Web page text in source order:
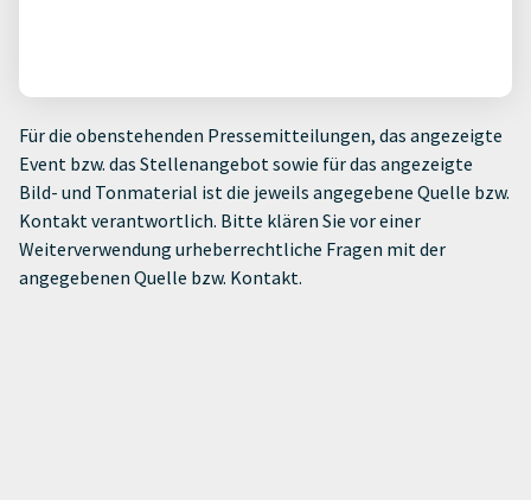
Für die obenstehenden Pressemitteilungen, das angezeigte
Event bzw. das Stellenangebot sowie für das angezeigte
Bild- und Tonmaterial ist die jeweils angegebene Quelle bzw.
Kontakt verantwortlich. Bitte klären Sie vor einer
Weiterverwendung urheberrechtliche Fragen mit der
angegebenen Quelle bzw. Kontakt.